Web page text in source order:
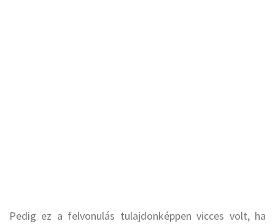
Pedig ez a felvonulás tulajdonképpen vicces volt, ha